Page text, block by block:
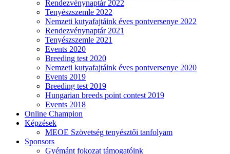
Rendezvénynaptár 2022
Tenyészszemle 2022
Nemzeti kutyafajtáink éves pontversenye 2022
Rendezvénynaptár 2021
Tenyészszemle 2021
Events 2020
Breeding test 2020
Nemzeti kutyafajtáink éves pontversenye 2020
Events 2019
Breeding test 2019
Hungarian breeds point contest 2019
Events 2018
Online Champion
Képzések
MEOE Szövetség tenyésztői tanfolyam
Sponsors
Gyémánt fokozat támogatóink